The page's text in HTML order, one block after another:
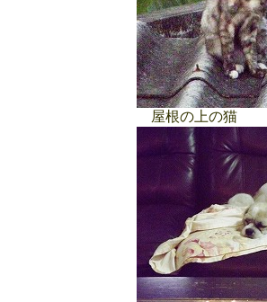
屋根の上の猫